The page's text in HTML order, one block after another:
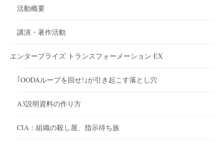
活動概要
講演・著作活動
エンタープライズ トランスフォーメーション EX
｢OODAループを回せ!｣が引き起こす落とし穴
A3説明資料の作り方
CIA：組織の殺し屋、指示待ち族